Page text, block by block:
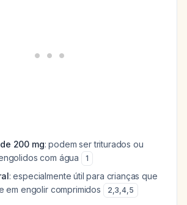
200 mg: podem ser triturados ou
com água
1
: especialmente útil para crianças que
em engolir comprimidos
2,3,4,5